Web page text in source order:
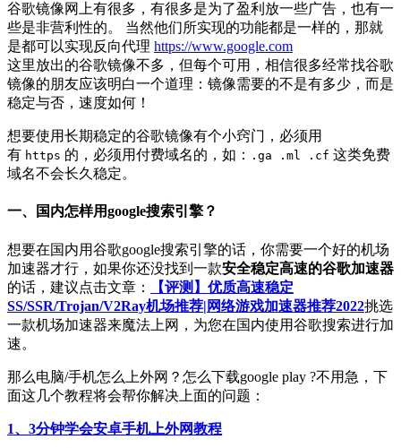
谷歌镜像网上有很多，有很多是为了盈利放一些广告，也有一
些是非营利性的。 当然他们所实现的功能都是一样的，那就
是都可以实现反向代理 https://www.google.com
这里放出的谷歌镜像不多，但每个可用，相信很多经常找谷歌
镜像的朋友应该明白一个道理：镜像需要的不是有多少，而是
稳定与否，速度如何！
想要使用长期稳定的谷歌镜像有个小窍门，必须用
有 https 的，必须用付费域名的，如： .ga .ml .cf 这类免费
域名不会长久稳定。
一、国内怎样用google搜索引擎？
想要在国内用谷歌google搜索引擎的话，你需要一个好的机场
加速器才行，如果你还没找到一款安全稳定高速的谷歌加速器
的话，建议点击文章：
【评测】优质高速稳定
SS/SSR/Trojan/V2Ray机场推荐|网络游戏加速器推荐2022挑选
一款机场加速器来魔法上网，为您在国内使用谷歌搜索进行加
速。
那么电脑/手机怎么上外网？怎么下载google play ?不用急，下
面这几个教程将会帮你解决上面的问题：
1、3分钟学会安卓手机上外网教程